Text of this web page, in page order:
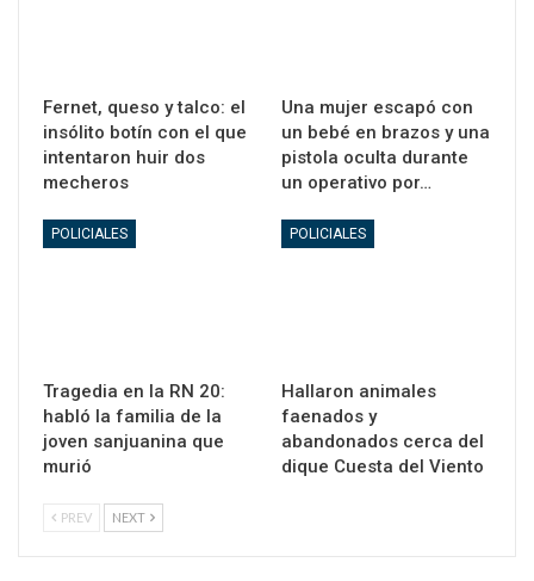
Fernet, queso y talco: el
insólito botín con el que
intentaron huir dos
mecheros
Una mujer escapó con
un bebé en brazos y una
pistola oculta durante
un operativo por…
POLICIALES
Tragedia en la RN 20:
habló la familia de la
joven sanjuanina que
murió
POLICIALES
Hallaron animales
faenados y
abandonados cerca del
dique Cuesta del Viento
PREV NEXT